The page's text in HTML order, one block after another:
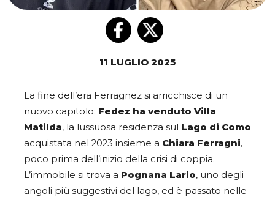
11 LUGLIO 2025
La fine dell’era Ferragnez si arricchisce di un
nuovo capitolo: Fedez ha venduto Villa
Matilda, la lussuosa residenza sul Lago di Como
acquistata nel 2023 insieme a Chiara Ferragni,
poco prima dell’inizio della crisi di coppia.
L’immobile si trova a Pognana Lario, uno degli
angoli più suggestivi del lago, ed è passato nelle